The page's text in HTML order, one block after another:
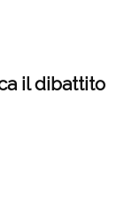
il dibattito